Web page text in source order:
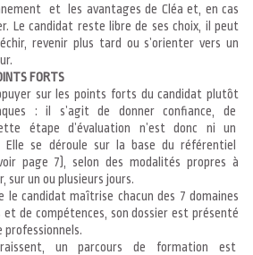
et les avantages de Cléa et, en cas
Le candidat reste libre de ses choix, il peut
revenir plus tard ou s’orienter vers un
FORTS
sur les points forts du candidat plutôt
: il s’agit de donner confiance, de
étape d’évaluation n’est donc ni un
Elle se déroule sur la base du référentiel
page 7), selon des modalités propres à
sur un ou plusieurs jours.
le candidat maîtrise chacun des 7 domaines
et de compétences, son dossier est présenté
un parcours de formation est